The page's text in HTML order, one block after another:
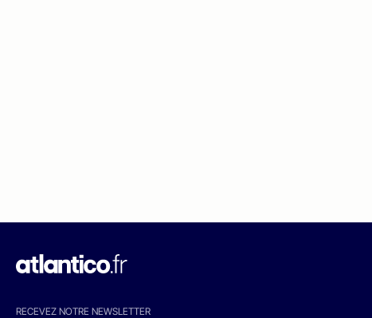
RECEVEZ NOTRE NEWSLETTER